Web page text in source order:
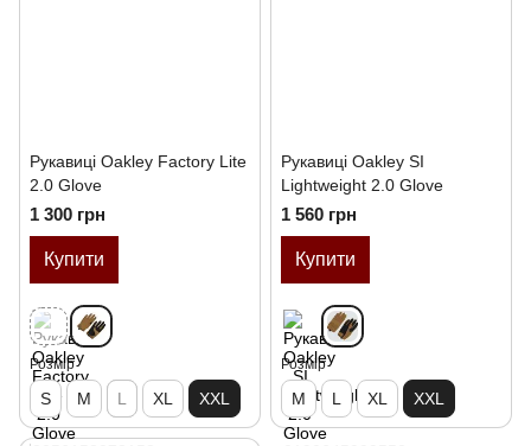
Рукавиці Oakley Factory Lite
2.0 Glove
1 300 грн
Купити
Розмір
S M L XL XXL
Рукавиці Oakley SI
Lightweight 2.0 Glove
1 560 грн
Купити
Розмір
M L XL XXL